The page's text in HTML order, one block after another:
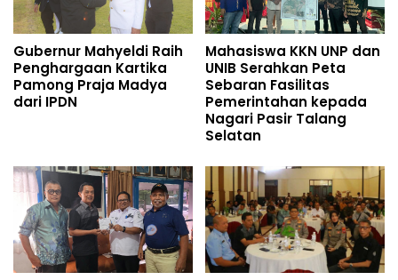
Gubernur Mahyeldi Raih
Penghargaan Kartika
Pamong Praja Madya
dari IPDN
Mahasiswa KKN UNP dan
UNIB Serahkan Peta
Sebaran Fasilitas
Pemerintahan kepada
Nagari Pasir Talang
Selatan